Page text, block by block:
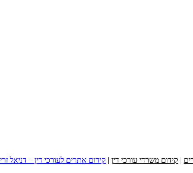
| קידום משרדי עורכי דין | קידום אתרים לעורכי דין – דניאל